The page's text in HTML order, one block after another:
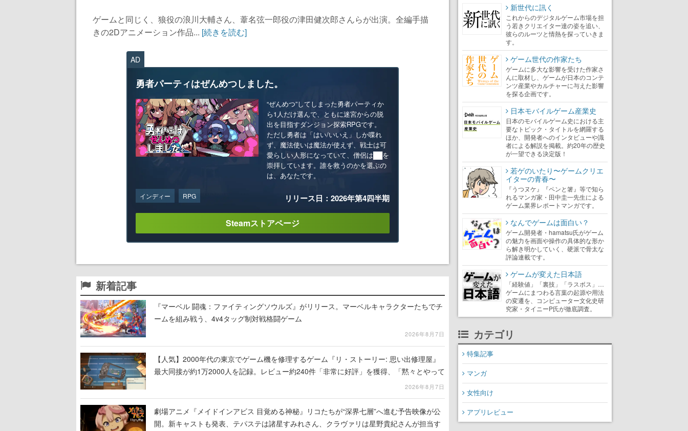
ゲームと同じく、狼役の浪川大輔さん、葦名弦一郎役の津田健次郎さんらが出演。全編手描
きの2Dアニメーション作品... [続きを読む]
AD
勇者パーティはぜんめつしました。
“ぜんめつ”してしまった勇者パーティか
ら1人だけ選んで、ともに迷宮からの脱
出を目指すダンジョン探索RPGです。
ただし勇者は「はい/いいえ」しか喋れ
ず、魔法使いは魔法が使えず、戦士は可
愛らしい人形になっていて、僧侶は██を
崇拝しています。誰を救うのかを選ぶの
は、あなたです。
インディー RPG リリース日：2026年第4四半期
Steamストアページ
新着記事
『マーベル 闘魂：ファイティングソウルズ』がリリース。マーベルキャラクターたちでチ
ームを組み戦う、4v4タッグ制対戦格闘ゲーム
2026年8月7日
【人気】2000年代の東京でゲーム機を修理するゲーム『リ・ストーリー: 思い出修理屋』
最大同接が約1万2000人を記録。レビュー約240件「非常に好評」を獲得、「黙々とやって
2026年8月7日
劇場アニメ『メイドインアビス 目覚める神秘』リコたちが“深界七層”へ進む予告映像が公
開。新キャストも発表、テパステは諸星すみれさん、クラヴァリは星野貴紀さんが担当す
新世代に訊く
これからのデジタルゲーム市場を担
う若きクリエイター達の姿を追い、
彼らのルーツと情熱を探っていきま
す。
ゲーム世代の作家たち
ゲームに多大な影響を受けた作家さ
んに取材し、ゲームが日本のコンテ
ンツ産業やカルチャーに与えた影響
を探る企画です。
日本モバイルゲーム産業史
日本のモバイルゲーム史における主
要なトピック・タイトルを網羅する
ほか、開発者へのインタビューや識
者による解説を掲載。約20年の歴史
が一望できる決定版！
若ゲのいたり〜ゲームクリエ
イターの青春〜
『うつヌケ』『ペンと箸』等で知ら
れるマンガ家・田中圭一先生による
ゲーム業界レポートマンガです。
なんでゲームは面白い？
ゲーム開発者・hamatsu氏がゲーム
の魅力を画面や操作の具体的な形か
ら解き明かしていく、硬派で骨太な
評論連載です。
ゲームが変えた日本語
「経験値」「裏技」「ラスボス」…
ゲームにまつわる言葉の起源や用法
の変遷を、コンピューター文化史研
究家・タイニーP氏が徹底調査。
カテゴリ
特集記事
マンガ
女性向け
アプリレビュー